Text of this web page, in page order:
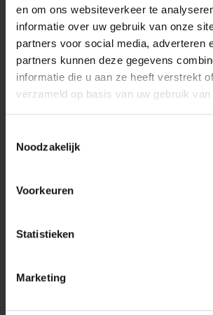
en om ons websiteverkeer te
informatie over uw gebruik van onze
partners voor social media, adverteren
partners kunnen deze gegevens
informatie die u aan ze heeft verstrekt
verzameld op basis van uw gebruik
Noodzakelijk
Voorkeuren
Statistieken
Marketing
vergoedingen en kosten
zou worden;
schadegevallen i.v.m.:
andere onroerende
die in bijzondere
opgenomen,
het huurrecht, het mede-
de vervolgingen krachtens
vennootschapsrecht, het
het
sociaal recht en het
Er bestaan beperkingen: